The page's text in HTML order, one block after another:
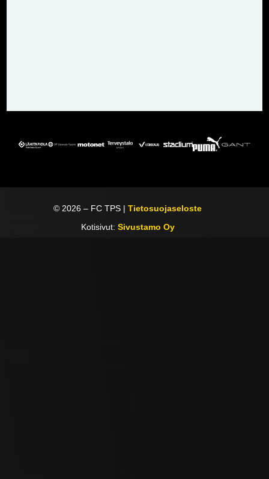
© 2026 – FC TPS |Tietosuojaseloste
Kotisivut: Sivustamo Oy